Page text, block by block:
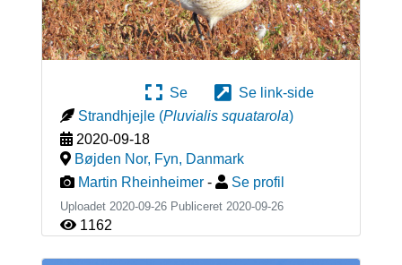
Se
Se link-side
Strandhjejle (Pluvialis squatarola)
2020-09-18
Bøjden Nor, Fyn, Danmark
Martin Rheinheimer - Se profil
Uploadet 2020-09-26 Publiceret 2020-09-26
1162